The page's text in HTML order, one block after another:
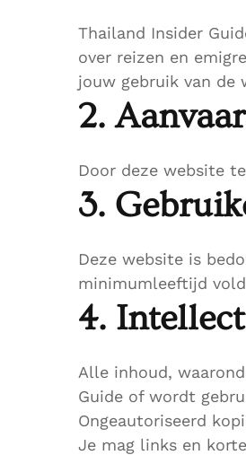
Thailand Insider
over reizen en
jouw gebruik van de
2.
Door deze website
3.
Deze website is
minimumleeftijd
4.
Alle inhoud,
Guide of wordt
Ongeautoriseerd
Je mag links en